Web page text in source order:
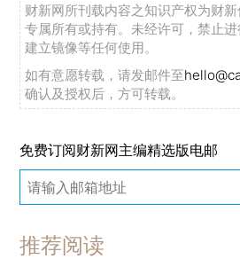
财新网所刊载内容之知识产权为财
专属所有或持有。未经许可，禁止
建立镜像等任何使用。
如有意愿转载，请发邮件至
确认及授权后，方可转载。
免费订阅财新网主编精选版电邮
推荐阅读